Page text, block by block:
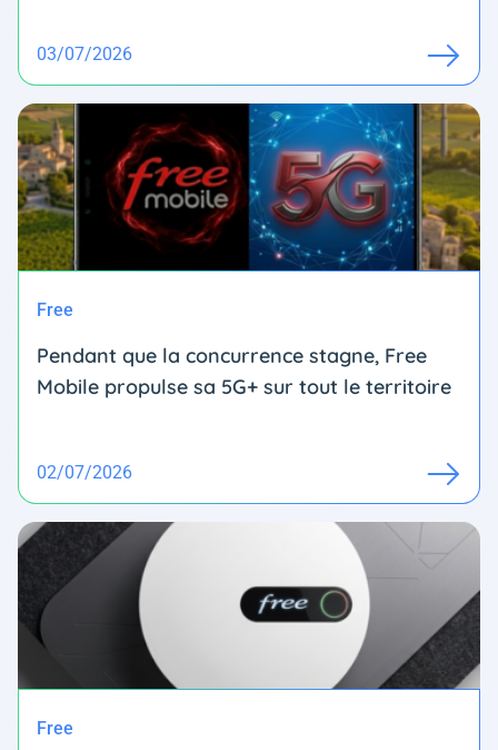
03/07/2026
Free
Pendant que la concurrence stagne, Free
Mobile propulse sa 5G+ sur tout le territoire
02/07/2026
Free